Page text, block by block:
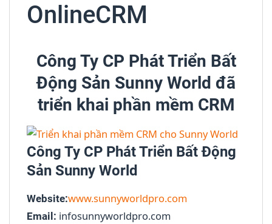
OnlineCRM
Công Ty CP Phát Triển Bất
Động Sản Sunny World đã
triển khai phần mềm CRM
Công Ty CP Phát Triển Bất Động
Sản Sunny World
Website:www.sunnyworldpro.com
Email: infosunnyworldpro.com